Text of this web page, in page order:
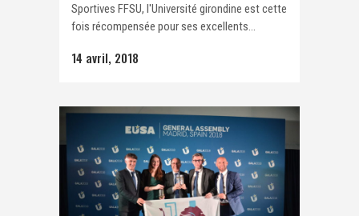
Sportives FFSU, l'Université girondine est cette
fois récompensée pour ses excellents...
14 avril, 2018